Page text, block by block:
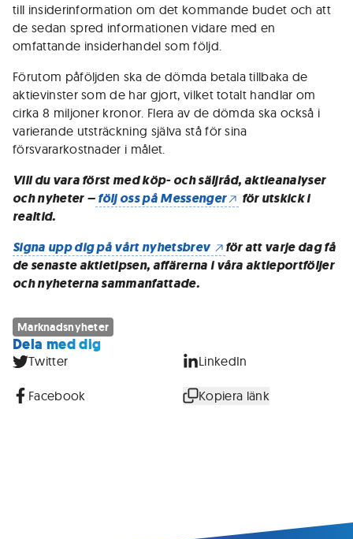
till insiderinformation om det kommande budet och att
de sedan spred informationen vidare med en
omfattande insiderhandel som följd.
Förutom påföljden ska de dömda betala tillbaka de
aktievinster som de har gjort, vilket totalt handlar om
cirka 8 miljoner kronor. Flera av de dömda ska också i
varierande utsträckning själva stå för sina
försvararkostnader i målet.
Vill du vara först med köp- och säljråd, aktieanalyser
och nyheter –följ oss på Messenger
för utskick i
realtid.
Signa upp dig på vårt nyhetsbrev
för att varje dag få
de senaste aktietipsen, affärerna i våra aktieportföljer
och nyheterna sammanfattade.
Marknadsnyheter
Dela med dig
Twitter LinkedIn
Facebook Kopiera länk